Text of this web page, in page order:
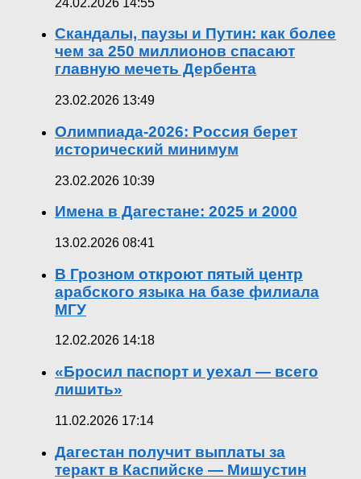
Скандалы, паузы и Путин: как более
чем за 250 миллионов спасают
главную мечеть Дербента
23.02.2026 13:49
Олимпиада-2026: Россия берет
исторический минимум
23.02.2026 10:39
Имена в Дагестане: 2025 и 2000
13.02.2026 08:41
В Грозном откроют пятый центр
арабского языка на базе филиала
МГУ
12.02.2026 14:18
«Бросил паспорт и уехал — всего
лишить»
11.02.2026 17:14
Дагестан получит выплаты за
теракт в Каспийске — Мишустин